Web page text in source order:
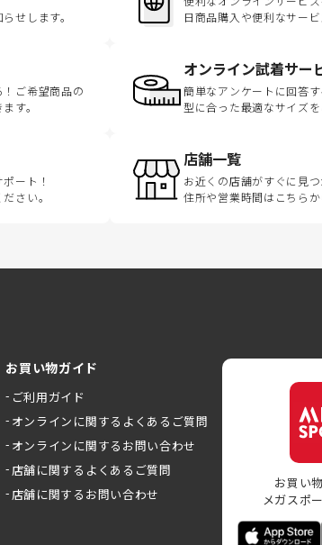
せします。
日商品購入や便利なサービ
ご希望商品の
す。
オンライン試着サー
簡単なアンケートに回答
型に合った最適なサイズを
ート！
さい。
店舗一覧
お近くの店舗がすぐに見つ
住所や営業時間はこちらか
お買い物ガイド
ご利用ガイド
オンラインに関するよくあるご質問
オンラインに関するお問い合わせ
店舗に関するよくあるご質問
店舗に関するお問い合わせ
お買い
メガスポ